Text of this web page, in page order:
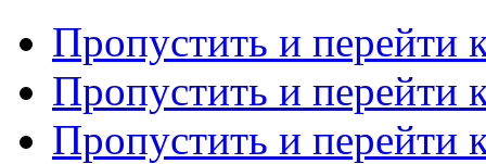
Пропустить и перейти
Пропустить и перейти
Пропустить и перейти